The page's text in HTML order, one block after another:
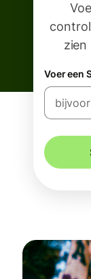
zien
Voer een